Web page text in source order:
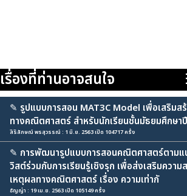
เรื่องที่ท่านอาจสนใจ
✎ รูปแบบการสอน MAT3C Model เพื่อเสริมส
ทางคณิตศาสตร์ สำหรับนักเรียนชั้นมัธยมศึกษา
สิริลักษณ์ พรสุวรรณ์ : 1 มิ.ย. 2563 เปิด 104717 ครั้ง
✎ การพัฒนารูปแบบการสอนคณิตศาสตร์ตาม
วิสต์ร่วมกับการเรียนรู้เชิงรุก เพื่อส่งเสริมความ
เหตุผลทางคณิตศาสตร์ เรื่อง ความเท่ากั
ธัญญ่า : 19 เม.ย. 2563 เปิด 105149 ครั้ง